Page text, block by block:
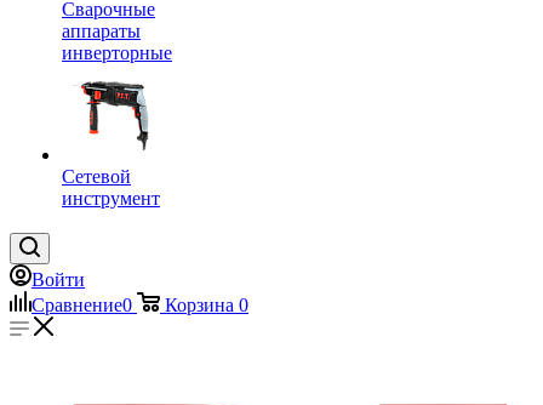
Сварочные
аппараты
инверторные
Сетевой
инструмент
Войти
Сравнение0 Корзина 0